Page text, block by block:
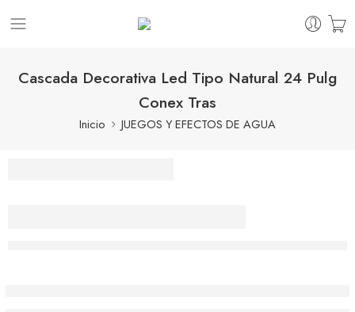
Cascada Decorativa Led Tipo Natural 24 Pulg
Conex Tras
Inicio JUEGOS Y EFECTOS DE AGUA